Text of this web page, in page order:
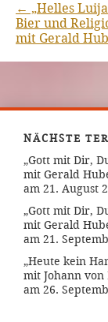
← „Helles
Bier und
mit Gerald
NÄCHSTE
„Gott mit Dir,
mit Gerald
am 21. August
„Gott mit Dir,
mit Gerald
am 21.
„Heute kein
mit Johann
am 26.